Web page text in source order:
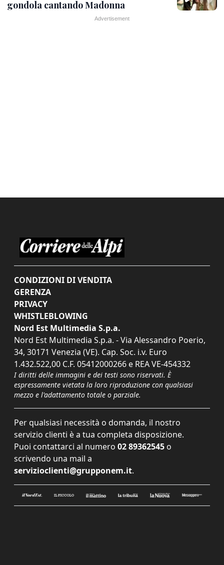
gondola cantando Madonna
CONDIZIONI DI VENDITA
GERENZA
PRIVACY
WHISTLEBLOWING
Nord Est Multimedia S.p.a.
Nord Est Multimedia S.p.a. - Via Alessandro Poerio,
34, 30171 Venezia (VE). Cap. Soc. i.v. Euro
1.432.522,00 C.F. 05412000266 e REA VE-454332
I diritti delle immagini e dei testi sono riservati. È
espressamente vietata la loro riproduzione con qualsiasi
mezzo e l'adattamento totale o parziale.
Per qualsiasi necessità o domanda, il nostro
servizio clienti è a tua completa disposizione.
Puoi contattarci al numero 02 89362545 o
scrivendo una mail a
servizioclienti@grupponem.it.